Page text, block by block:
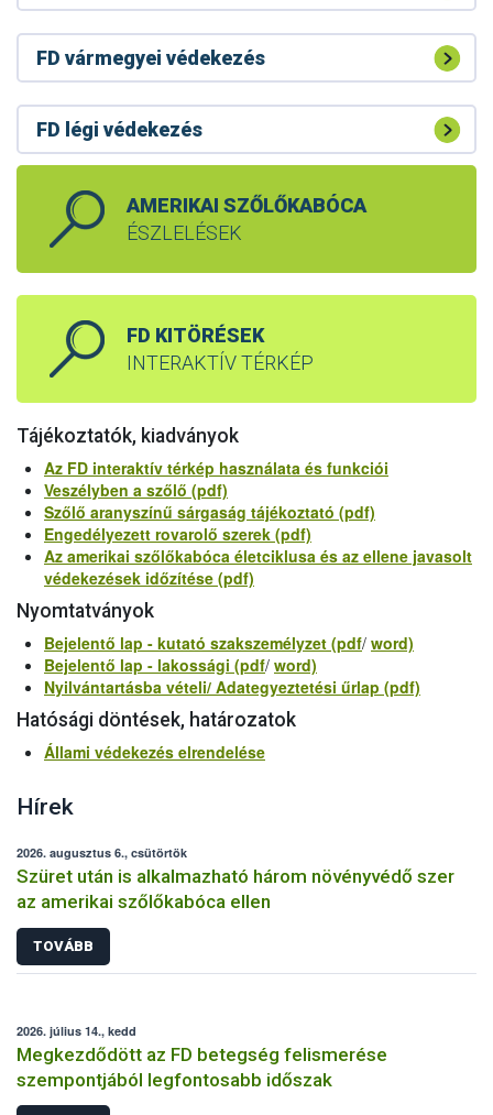
FD vármegyei védekezés
FD légi védekezés
AMERIKAI SZŐLŐKABÓCA
ÉSZLELÉSEK
FD KITÖRÉSEK
INTERAKTÍV TÉRKÉP
Tájékoztatók, kiadványok
Az FD interaktív térkép használata és funkciói
Veszélyben a szőlő (pdf)
Szőlő aranyszínű sárgaság tájékoztató (pdf)
Engedélyezett rovarolő szerek (pdf)
Az amerikai szőlőkabóca életciklusa és az ellene javasolt
védekezések időzítése (pdf)
Nyomtatványok
Bejelentő lap - kutató szakszemélyzet (pdf/ word)
Bejelentő lap - lakossági (pdf/ word)
Nyilvántartásba vételi/ Adategyeztetési űrlap (pdf)
Hatósági döntések, határozatok
Állami védekezés elrendelése
Hírek
2026. augusztus 6., csütörtök
Szüret után is alkalmazható három növényvédő szer
az amerikai szőlőkabóca ellen
TOVÁBB
2026. július 14., kedd
Megkezdődött az FD betegség felismerése
szempontjából legfontosabb időszak